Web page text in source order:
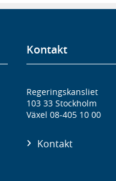
Kontakt
Regeringskansliet
103 33 Stockholm
Växel 08-405 10 00
Kontakt